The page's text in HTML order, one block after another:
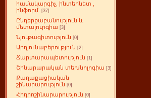
համակարգիչ, ինտերնետ ,
ինֆորմ.
[37]
Ընդերքաբանություն և
մետալուրգիա [3]
Նյութագիտություն [0]
Արդյունաբերություն [2]
Ճարտարապետություն [1]
Շինարարական տեխնոլոգիա [3]
Քաղաքացիական
շինարարություն [0]
Հիդրոշինարարություն [0]